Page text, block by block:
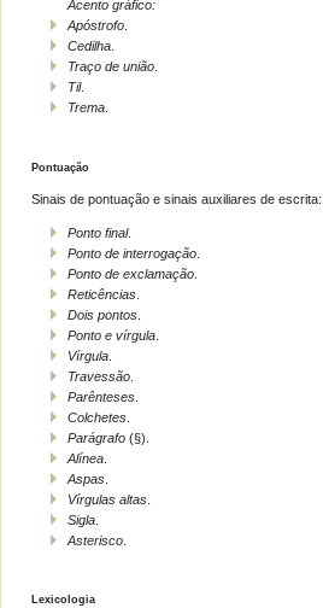
Acento gráfico:
Apóstrofo.
Cedilha.
Traço de união.
Til.
Trema.
Pontuação
Sinais de pontuação e sinais auxiliares de escrita:
Ponto final.
Ponto de interrogação
Ponto de exclamação
Reticências
Dois pontos
Ponto e vírgula
Vírgula
Travessão
Parênteses
Colchetes
Parágrafo (§).
Alínea
Aspas
Vírgulas altas
Sigla
Asterisco
Lexicologia